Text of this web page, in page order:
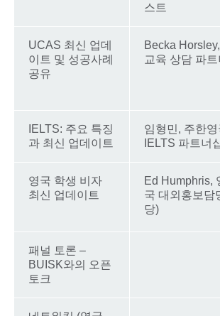
스트
UCAS 최신 업데
이트 및 성공사례
공유
Becka
교육 상담 파트
IELTS: 주요 특징
과 최신 업데이트
임형민, 주한영
IELTS 파트너
영국 학생 비자
최신 업데이트
Ed Humphris,
국 대외홍보담
당)
패널 토론 –
BUISK와의 오픈
토크